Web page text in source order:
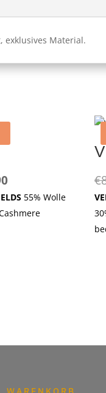
exklusives Material.
Aktueller
Preis
ist:
55% Wolle
€